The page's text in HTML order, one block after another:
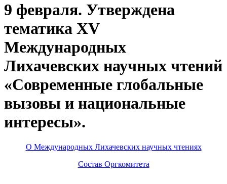
9 февраля. Утверждена
тематика XV
Международных
Лихачевских научных чтений
«Современные глобальные
вызовы и национальные
интересы».
О Международных Лихачевских научных чтениях
Состав Оргкомитета